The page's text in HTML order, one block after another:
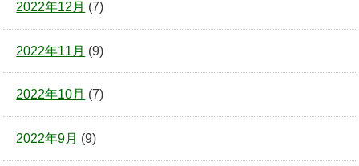
2022年12月 (7)
2022年11月 (9)
2022年10月 (7)
2022年9月 (9)